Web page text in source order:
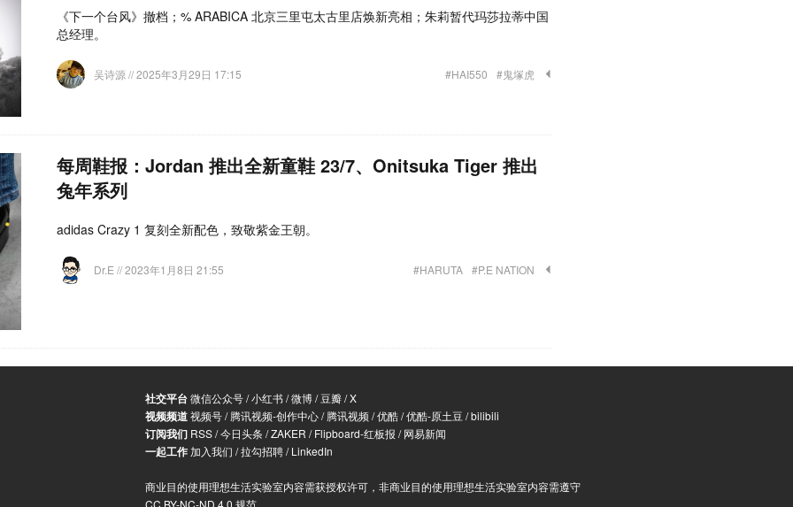
《下一个台风》撤档；% ARABICA 北京三里屯太古里店焕新亮相；朱莉暂代玛莎拉蒂中国
总经理。
吴诗源 // 2025年3月29日 17:15 #HAI550 #鬼塚虎
每周鞋报：Jordan 推出全新童鞋 23/7、Onitsuka Tiger 推出
兔年系列
adidas Crazy 1 复刻全新配色，致敬紫金王朝。
Dr.E // 2023年1月8日 21:55 #HARUTA #P.E NATION
社交平台微信公众号/小红书/微博/豆瓣/X
视频频道视频号/腾讯视频-创作中心/腾讯视频/优酷/优酷-原土豆 /bilibili
订阅我们 RSS/今日头条 /ZAKER /Flipboard-红板报 /网易新闻
一起工作加入我们 /拉勾招聘/LinkedIn
商业目的使用理想生活实验室内容需获授权许可，非商业目的使用理想生活实验室内容需遵守
CC BY-NC-ND 4.0 规范